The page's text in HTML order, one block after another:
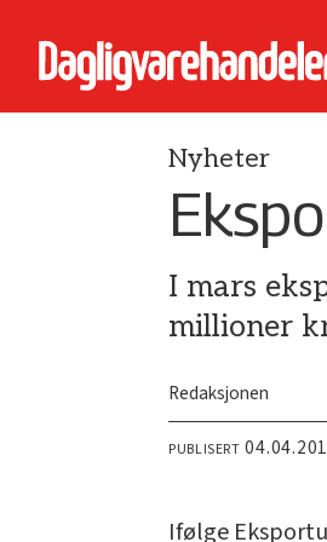
Nyheter
I mars
millioner
Redaksjonen
PUBLISERT
Ifølge